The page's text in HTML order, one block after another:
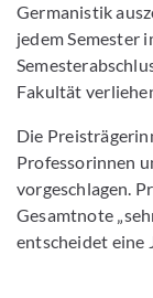
Germanistik
jedem Semester
Fakultät
Die
Professorinnen
vorgeschlagen.
Gesamtnote
entscheidet eine